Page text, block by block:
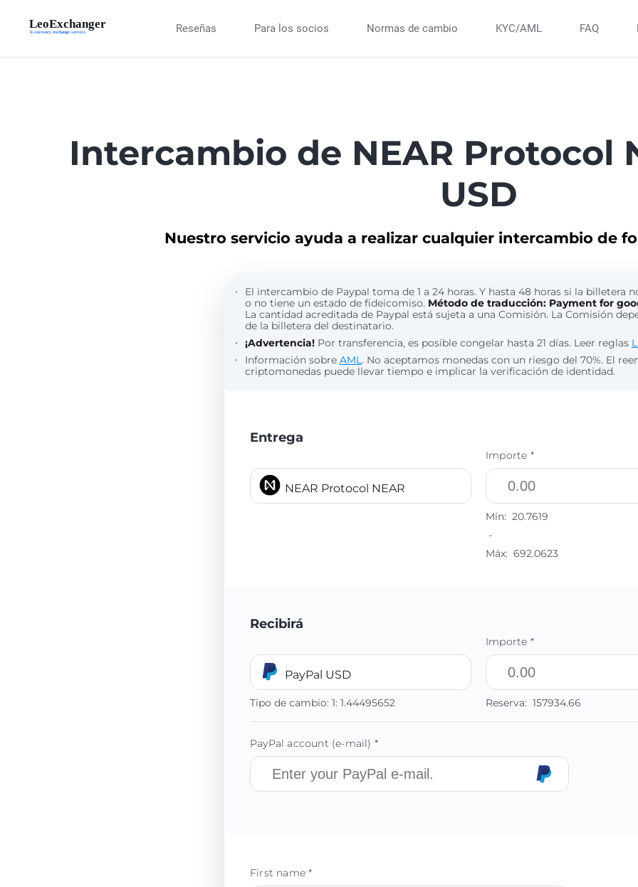
Reseñas Para los socios Normas de cambio KYC/AML FAQ
Intercambio de NEAR Protocol
USD
Nuestro servicio ayuda a realizar cualquier intercambio de
El intercambio de Paypal toma de 1 a 24 horas. Y hasta 48 horas si la billetera
o no tiene un estado de fideicomiso. Método de traducción: Payment for
La cantidad acreditada de Paypal está sujeta a una Comisión. La Comisión
de la billetera del destinatario.
¡Advertencia! Por transferencia, es posible congelar hasta 21 días. Leer reglas
Información sobre AML. No aceptamos monedas con un riesgo del 70%. El
criptomonedas puede llevar tiempo e implicar la verificación de identidad.
Entrega
NEAR Protocol NEAR
Importe *
Mín: 20.7619
-
Máx: 692.0623
Recibirá
PayPal USD
Tipo de cambio: 1: 1.44495652
Importe *
Reserva: 157934.66
PayPal account (e-mail) *
First name *